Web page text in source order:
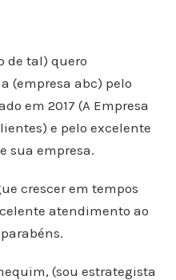
de tal) quero
(empresa abc) pelo
em 2017 (A Empresa
e pelo excelente
sua empresa.
crescer em tempos
atendimento ao
(sou estrategista